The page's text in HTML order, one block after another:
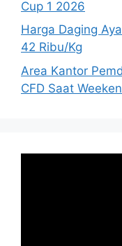
Cup 1 2026
Harga Daging
42 Ribu/Kg
Area Kantor
CFD Saat